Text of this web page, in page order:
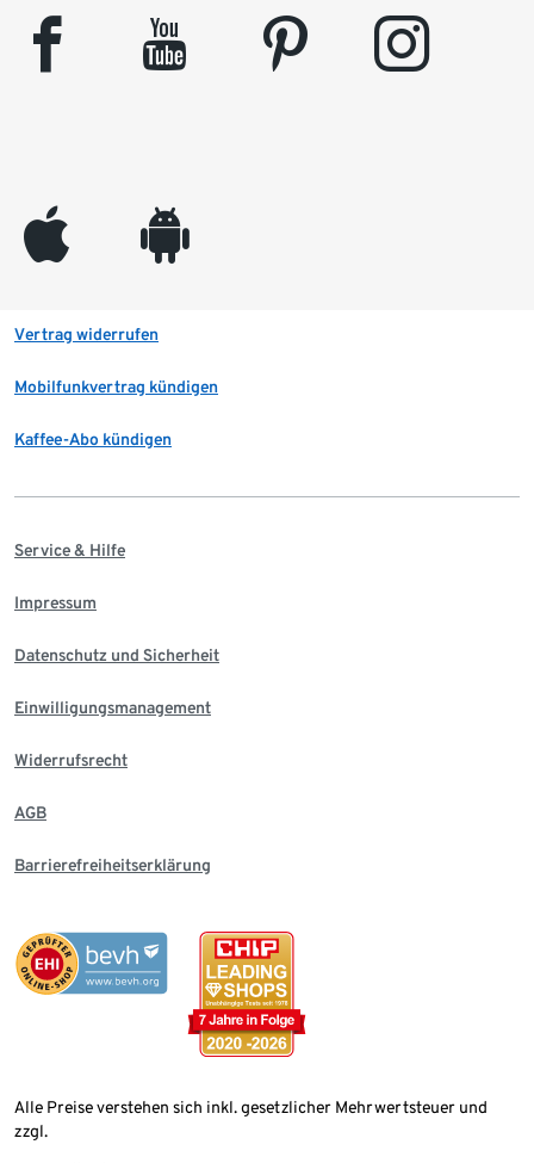
facebook youtube pinterest instagram
appleinc android
Vertrag widerrufen
Mobilfunkvertrag kündigen
Kaffee-Abo kündigen
Service & Hilfe
Impressum
Datenschutz und Sicherheit
Einwilligungsmanagement
Widerrufsrecht
AGB
Barrierefreiheitserklärung
Alle Preise verstehen sich inkl. gesetzlicher Mehrwertsteuer und
zzgl.